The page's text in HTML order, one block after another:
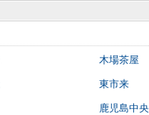
木場茶屋
東市来
鹿児島中央